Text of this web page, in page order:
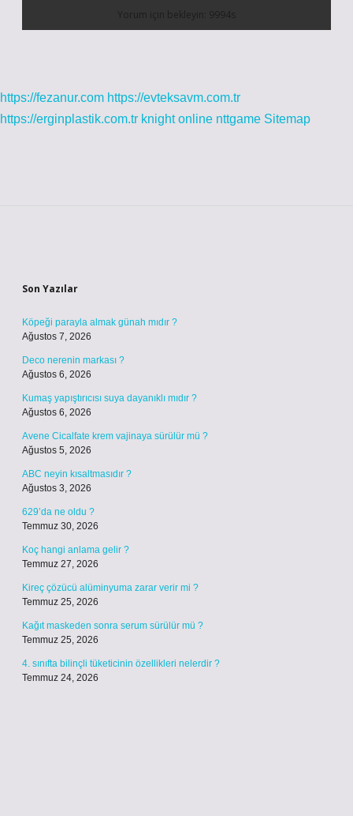
https://fezanur.com https://evteksavm.com.tr
https://erginplastik.com.tr knight online nttgame Sitemap
Son Yazılar
Köpeği parayla almak günah mıdır ?
Ağustos 7, 2026
Deco nerenin markası ?
Ağustos 6, 2026
Kumaş yapıştırıcısı suya dayanıklı mıdır ?
Ağustos 6, 2026
Avene Cicalfate krem vajinaya sürülür mü ?
Ağustos 5, 2026
ABC neyin kısaltmasıdır ?
Ağustos 3, 2026
629’da ne oldu ?
Temmuz 30, 2026
Koç hangi anlama gelir ?
Temmuz 27, 2026
Kireç çözücü alüminyuma zarar verir mi ?
Temmuz 25, 2026
Kağıt maskeden sonra serum sürülür mü ?
Temmuz 25, 2026
4. sınıfta bilinçli tüketicinin özellikleri nelerdir ?
Temmuz 24, 2026